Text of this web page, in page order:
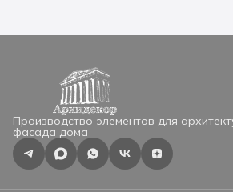
Производство элементов для
фасада дома